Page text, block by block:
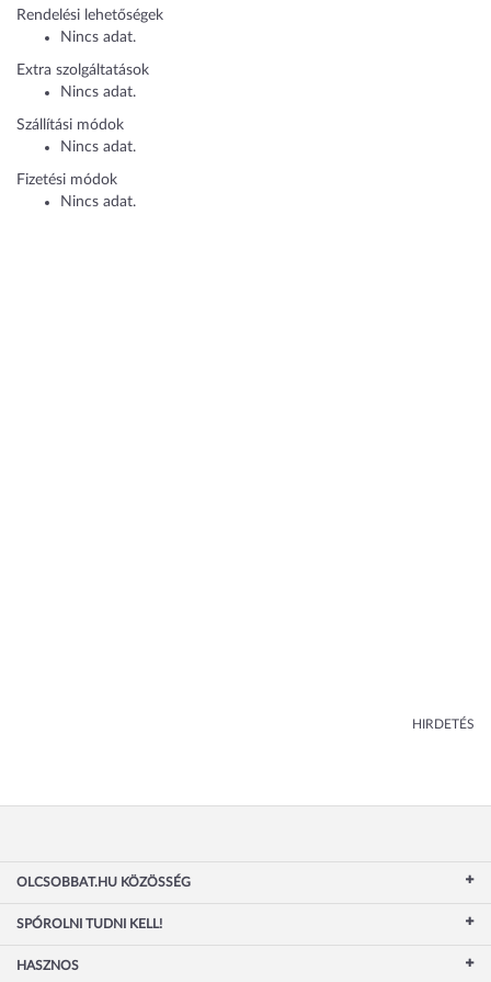
Rendelési lehetőségek
Nincs adat.
Extra szolgáltatások
Nincs adat.
Szállítási módok
Nincs adat.
Fizetési módok
Nincs adat.
HIRDETÉS
OLCSOBBAT.HU KÖZÖSSÉG
SPÓROLNI TUDNI KELL!
HASZNOS